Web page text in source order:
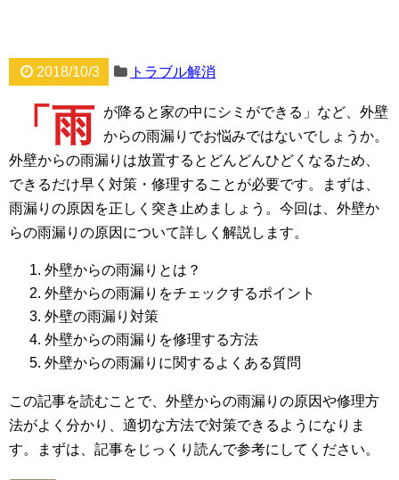
2018/10/3 トラブル解消
「雨
が降ると家の中にシミができる」など、外壁
からの雨漏りでお悩みではないでしょうか。
外壁からの雨漏りは放置するとどんどんひどくなるため、
できるだけ早く対策・修理することが必要です。まずは、
雨漏りの原因を正しく突き止めましょう。今回は、外壁か
らの雨漏りの原因について詳しく解説します。
外壁からの雨漏りとは？
外壁からの雨漏りをチェックするポイント
外壁の雨漏り対策
外壁からの雨漏りを修理する方法
外壁からの雨漏りに関するよくある質問
この記事を読むことで、外壁からの雨漏りの原因や修理方
法がよく分かり、適切な方法で対策できるようになりま
す。まずは、記事をじっくり読んで参考にしてください。